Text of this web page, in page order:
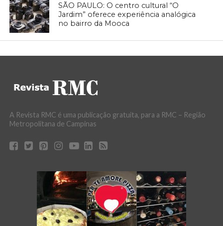
SÃO PAULO: O centro cultural “O
Jardim” oferece experiência analógica
no bairro da Mooca
A Revista RMC é uma publicação gratuita, para a RMC – Região
Metropolitana de Campinas